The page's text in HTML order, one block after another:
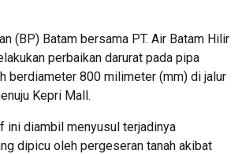
(BP) Batam bersama PT. Air Batam Hilir
perbaikan darurat pada pipa
berdiameter 800 milimeter (mm) di jalur
Kepri Mall.
ini diambil menyusul terjadinya
dipicu oleh pergeseran tanah akibat